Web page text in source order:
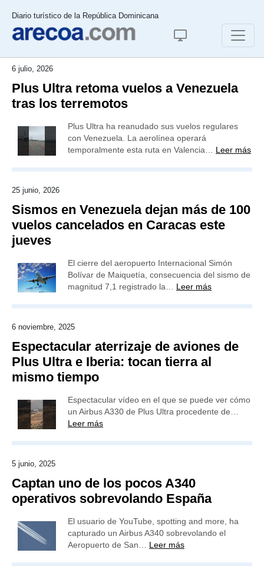
Diario turístico de la República Dominicana
6 julio, 2026
Plus Ultra retoma vuelos a Venezuela
tras los terremotos
Plus Ultra ha reanudado sus vuelos regulares
con Venezuela. La aerolínea operará
temporalmente esta ruta en Valencia… Leer más
25 junio, 2026
Sismos en Venezuela dejan más de 100
vuelos cancelados en Caracas este
jueves
El cierre del aeropuerto Internacional Simón
Bolívar de Maiquetía, consecuencia del sismo de
magnitud 7,1 registrado la… Leer más
6 noviembre, 2025
Espectacular aterrizaje de aviones de
Plus Ultra e Iberia: tocan tierra al
mismo tiempo
Espectacular vídeo en el que se puede ver cómo
un Airbus A330 de Plus Ultra procedente de…
Leer más
5 junio, 2025
Captan uno de los pocos A340
operativos sobrevolando España
El usuario de YouTube, spotting and more, ha
capturado un Airbus A340 sobrevolando el
Aeropuerto de San… Leer más